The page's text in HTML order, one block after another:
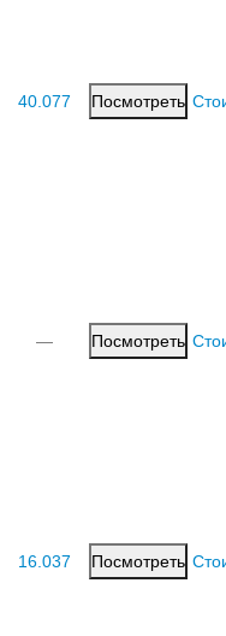
40.077 Посмотреть
— Посмотреть
16.037 Посмотреть